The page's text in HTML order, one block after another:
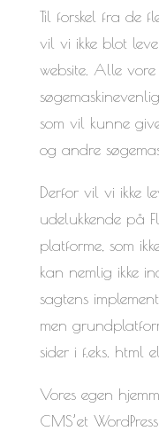
Til forskel fra de
vil vi ikke blot
website. Alle
som vil kunne
og andre
Derfor vil vi ikke
udelukkende på
platforme, som
kan nemlig ikke
sagtens
men
sider i f.eks. html
Vores egen
CMS’et